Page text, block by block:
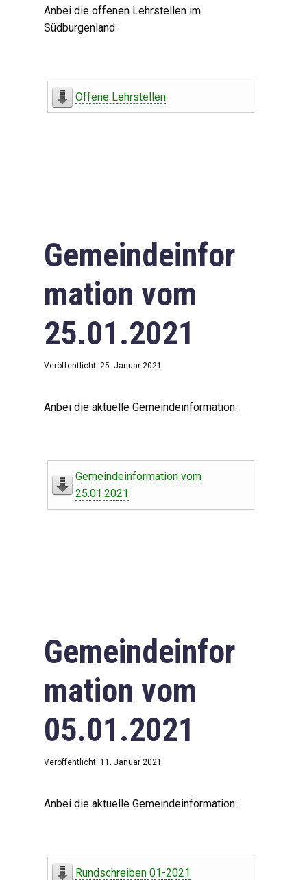
Anbei die offenen Lehrstellen im
Südburgenland:
Offene Lehrstellen
Gemeindeinfor
mation vom
25.01.2021
Veröffentlicht: 25. Januar 2021
Anbei die aktuelle Gemeindeinformation:
Gemeindeinformation vom
25.01.2021
Gemeindeinfor
mation vom
05.01.2021
Veröffentlicht: 11. Januar 2021
Anbei die aktuelle Gemeindeinformation:
Rundschreiben 01-2021